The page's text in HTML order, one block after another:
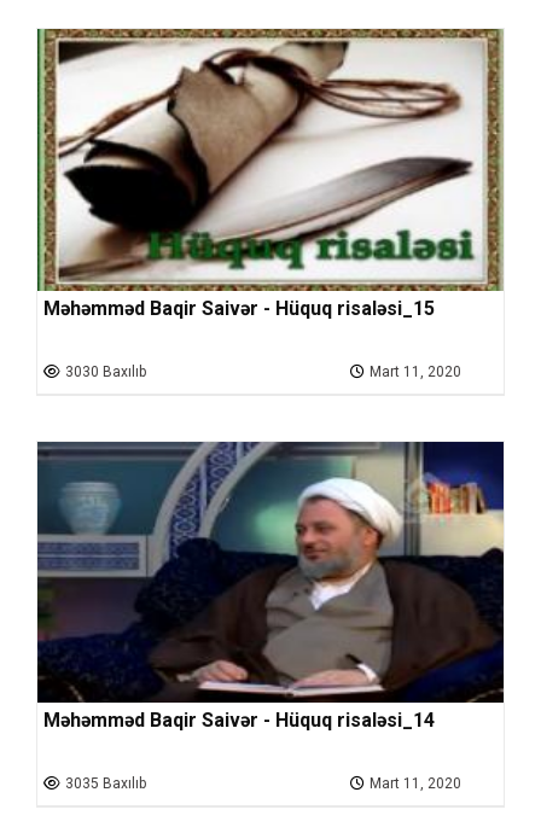
Məhəmməd Baqir Saivər - Hüquq risaləsi_15
3030 Baxılıb Mart 11, 2020
Məhəmməd Baqir Saivər - Hüquq risaləsi_14
3035 Baxılıb Mart 11, 2020